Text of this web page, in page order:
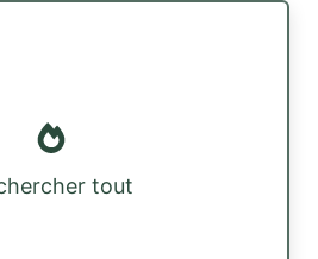
tout